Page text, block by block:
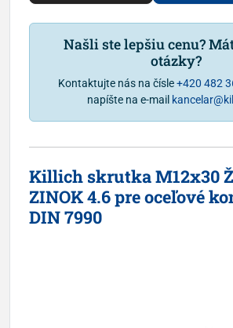
Našli ste lepšiu cenu?
otázky?
Kontaktujte nás na čísle+420 482
napíšte na e-mail
Killich skrutka M12x30
ZINOK 4.6 pre oceľové
DIN 7990